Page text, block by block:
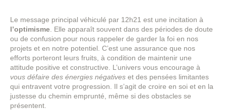
Le message principal véhiculé par 12h21 est une incitation à
l’optimisme . Elle apparaît souvent dans des périodes de doute
ou de confusion pour nous rappeler de garder la foi en nos
projets et en notre potentiel. C’est une assurance que nos
efforts porteront leurs fruits, à condition de maintenir une
attitude positive et constructive. L’univers vous encourage à
vous défaire des énergies négatives et des pensées limitantes
qui entravent votre progression. Il s’agit de croire en soi et en la
justesse du chemin emprunté, même si des obstacles se
présentent.